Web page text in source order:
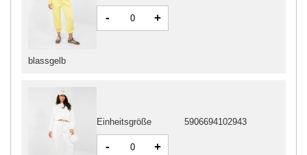
blassgelb
- +
Einheitsgröße 5906694102943
- +